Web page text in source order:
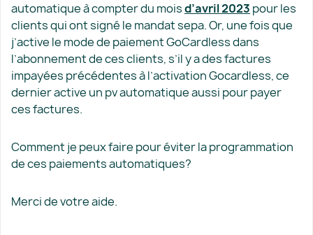
automatique à compter du moisd’avril 2023 pour les
clients qui ont signé le mandat sepa. Or, une fois que
j’active le mode de paiement GoCardless dans
l’abonnement de ces clients, s’il y a des factures
impayées précédentes à l’activation Gocardless, ce
dernier active un pv automatique aussi pour payer
ces factures.
Comment je peux faire pour éviter la programmation
de ces paiements automatiques?
Merci de votre aide.